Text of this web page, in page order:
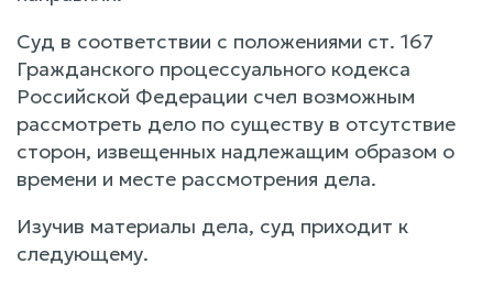
Суд в соответствии с положениями ст. 167
Гражданского процессуального кодекса
Российской Федерации счел возможным
рассмотреть дело по существу в отсутствие
сторон, извещенных надлежащим образом о
времени и месте рассмотрения дела.
Изучив материалы дела, суд приходит к
следующему.